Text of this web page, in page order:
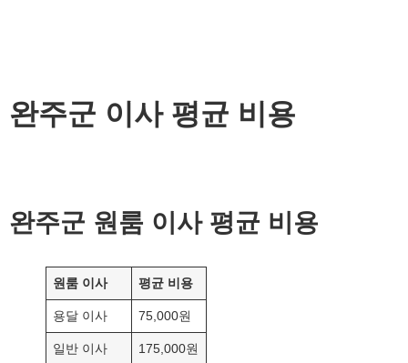
완주군 이사 평균 비용
완주군 원룸 이사 평균 비용
원룸 이사 평균 비용
용달 이사 75,000원
일반 이사 175,000원